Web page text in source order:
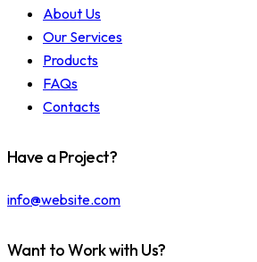
About Us
Our Services
Products
FAQs
Contacts
Have a Project?
info@website.com
Want to Work with Us?